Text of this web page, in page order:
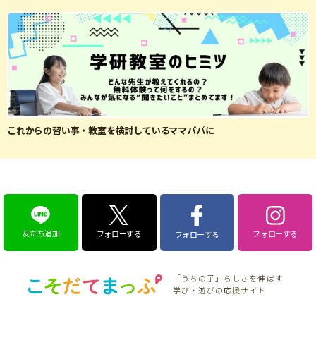
これからの習い事・教室を検討しているママパパに
友だち追加 フォローする フォローする フォローする
「うちの子」らしさを伸ばす
学び・遊びの応援サイト